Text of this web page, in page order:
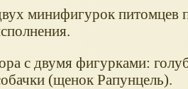
минифигурок питомцев
с двумя фигурками:
(щенок Рапунцель).